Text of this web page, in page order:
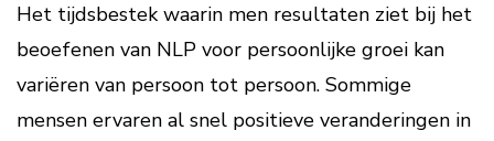
Het tijdsbestek waarin men resultaten ziet bij het
beoefenen van NLP voor persoonlijke groei kan
variëren van persoon tot persoon. Sommige
mensen ervaren al snel positieve veranderingen in